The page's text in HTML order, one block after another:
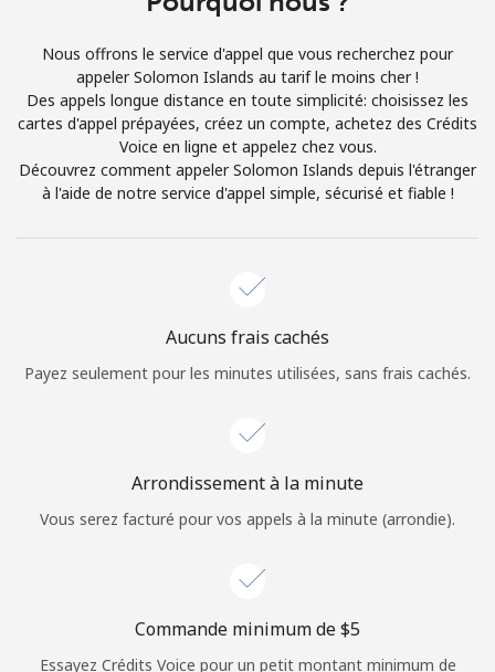
Conditions générales.
S'inscrire
Bonjour!
Continue avec
Nous offrons le service d'appel que vous recherchez pour
appeler Solomon Islands au tarif le moins cher !
Des appels longue distance en toute simplicité: choisissez les
cartes d'appel prépayées, créez un compte, achetez des Crédits
Voice en ligne et appelez chez vous.
Découvrez comment appeler Solomon Islands depuis l'étranger
à l'aide de notre service d'appel simple, sécurisé et fiable !
Aucuns frais cachés
Payez seulement pour les minutes utilisées, sans frais cachés.
Arrondissement à la minute
Vous serez facturé pour vos appels à la minute (arrondie).
Commande minimum de ⁦$5⁩
Essayez Crédits Voice pour un petit montant minimum de